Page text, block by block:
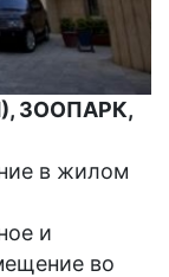
ЗООПАРК,
в жилом
и
во